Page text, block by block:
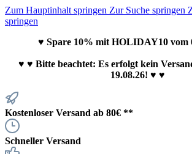
Zum Hauptinhalt springen Zur Suche springen
springen
♥ Spare 10% mit HOLIDAY10 vom
♥ ♥ Bitte beachtet: Es erfolgt kein
19.08.26! ♥ ♥
Kostenloser Versand ab 80€ **
Schneller Versand